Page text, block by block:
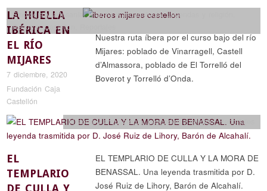
LA HUELLA
IBÉRICA EN
EL RÍO
MIJARES
7 diciembre, 2020
Fundación Caja
Castellón
Etnología y artesanía,Historia y arqueología,Leyendas y religión
Recorrer Castellón
Nuestra ruta íbera por el curso bajo del río
Mijares: poblado de Vinarragell, Castell
d’Almassora, poblado de El Torrelló del
Boverot y Torrelló d’Onda.
EL
TEMPLARIO
DE CULLA Y
Historia y arqueología,Leyendas y religión,Reportajes
EL TEMPLARIO DE CULLA Y LA MORA DE
BENASSAL. Una leyenda trasmitida por D.
José Ruiz de Lihory, Barón de Alcahalí.